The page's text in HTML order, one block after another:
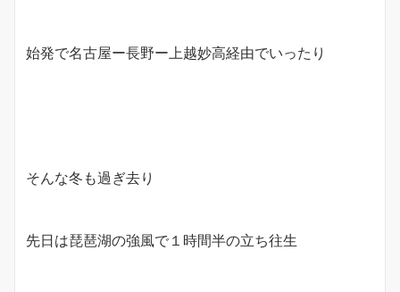
始発で名古屋ー長野ー上越妙高経由でいったり
そんな冬も過ぎ去り
先日は琵琶湖の強風で１時間半の立ち往生